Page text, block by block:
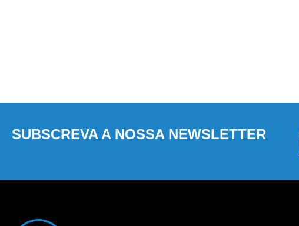
SUBSCREVA A NOSSA NEWSLETTER